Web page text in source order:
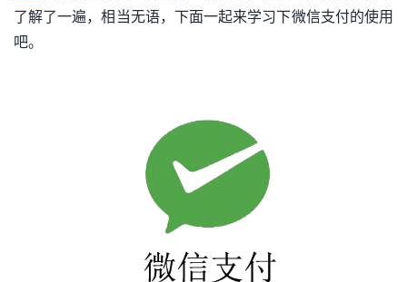
了解了一遍，相当无语，下面一起来学习下微信支付的使用
吧。